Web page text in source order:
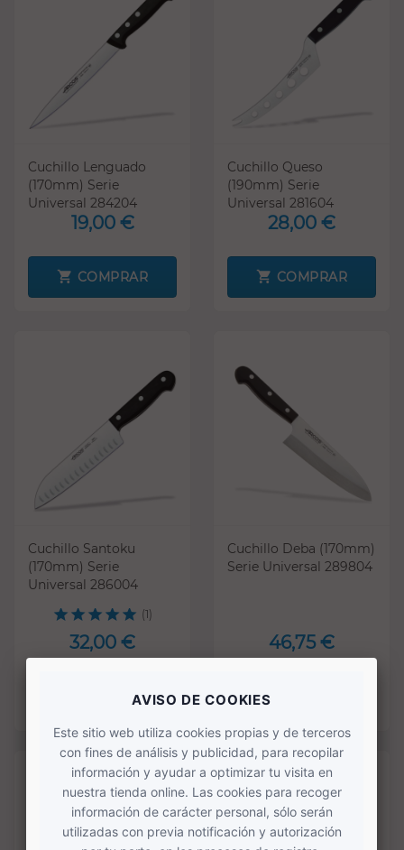
Cuchillo Lenguado
(170mm) Serie
Universal 284204
19,00 €
COMPRAR
Cuchillo Queso
(190mm) Serie
Universal 281604
28,00 €
COMPRAR
Cuchillo Santoku
(170mm) Serie
Universal 286004
(1)
32,00 €
COMPRAR
Cuchillo Deba (170mm)
Serie Universal 289804
46,75 €